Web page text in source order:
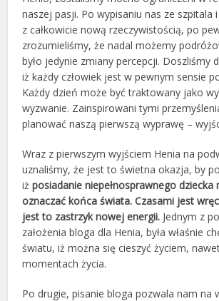
naszej pasji. Po wypisaniu nas ze szpitala
z całkowicie nową rzeczywistością, po
zrozumieliśmy, że nadal możemy
było jedynie zmiany percepcji. Doszliśmy
iż każdy człowiek jest w pewnym sensie
Każdy dzień może być traktowany jako
wyzwanie. Zainspirowani tymi
planować naszą pierwszą wyprawę –
Wraz z pierwszym wyjściem Henia na
uznaliśmy, że jest to świetna okazja, by
iżposiadanie niepełnosprawnego dziecka
oznaczać końca świata. Czasami jest
jest to zastrzyk nowej energii. Jednym z
założenia bloga dla Henia, była właśnie
światu, iż można się cieszyć życiem,
momentach życia.
Po drugie, pisanie bloga pozwala nam na